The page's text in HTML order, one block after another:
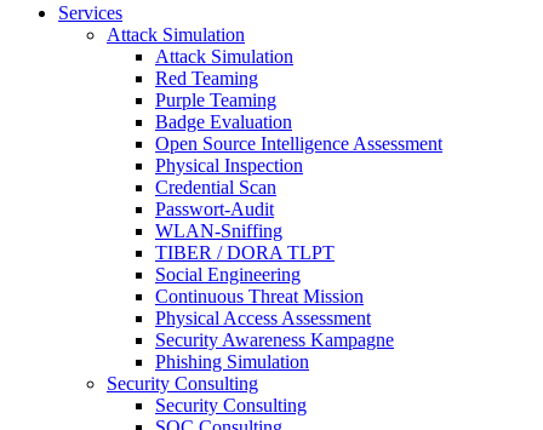
Services
Attack Simulation
Attack Simulation
Red Teaming
Purple Teaming
Badge Evaluation
Open Source Intelligence Assessment
Physical Inspection
Credential Scan
Passwort-Audit
WLAN-Sniffing
TIBER / DORA TLPT
Social Engineering
Continuous Threat Mission
Physical Access Assessment
Security Awareness Kampagne
Phishing Simulation
Security Consulting
Security Consulting